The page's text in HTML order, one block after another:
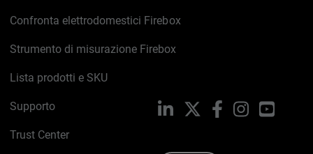
Confronta elettrodomestici Firebox
Strumento di misurazione Firebox
Lista prodotti e SKU
Supporto
Trust Center
LinkedIn FacebookInstagram